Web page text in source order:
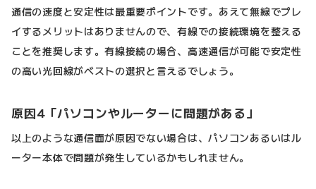
通信の速度と安定性は最重要ポイントです。あえて無線でプレ
イするメリットはありませんので、有線での接続環境を整える
ことを推奨します。有線接続の場合、高速通信が可能で安定性
の高い光回線がベストの選択と言えるでしょう。
原因4「パソコンやルーターに問題がある」
以上のような通信面が原因でない場合は、パソコンあるいはル
ーター本体で問題が発生しているかもしれません。